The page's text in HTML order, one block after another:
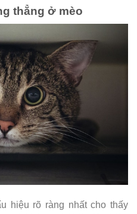
thẳng ở mèo
hiệu rõ ràng nhất cho thấy